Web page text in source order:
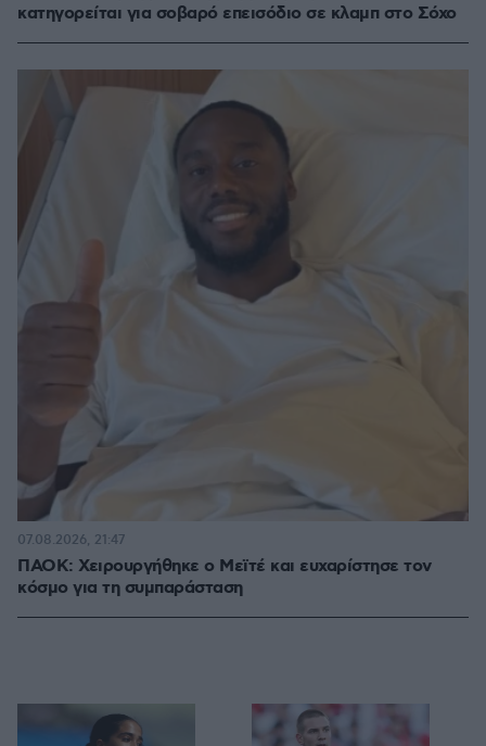
κατηγορείται για σοβαρό επεισόδιο σε κλαμπ στο Σόχο
ΠΑΟΚ: Χειρουργήθηκε ο Μεϊτέ και ευχαρίστησε τον
κόσμο για τη συμπαράσταση
07.08.2026, 21:47